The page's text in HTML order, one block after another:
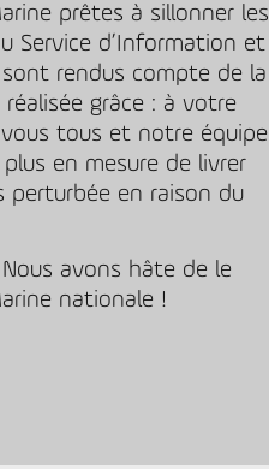
prêtes à sillonner les
Service d’Information et
rendus compte de la
grâce : à votre
vous tous et notre équipe
en mesure de livrer
perturbée en raison du
avons hâte de le
nationale !